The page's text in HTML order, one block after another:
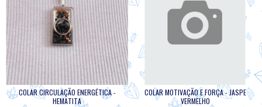
COLAR CIRCULAÇÃO ENERGÉTICA -
HEMATITA
COLAR MOTIVAÇÃO E FORÇA - JASPE
VERMELHO